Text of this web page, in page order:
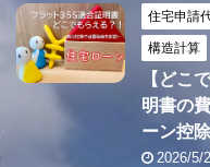
住宅申請
構造計算
【どこ
明書の
ーン控
2026/5/